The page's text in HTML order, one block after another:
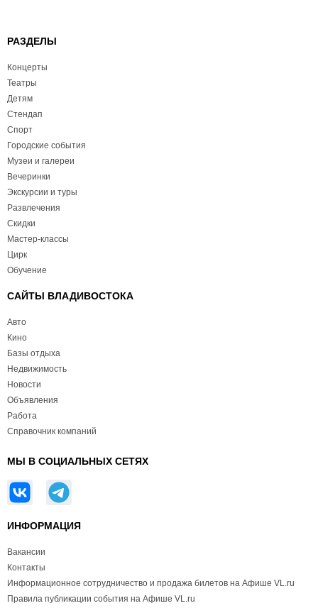
РАЗДЕЛЫ
Концерты
Театры
Детям
Стендап
Спорт
Городские события
Музеи и галереи
Вечеринки
Экскурсии и туры
Развлечения
Скидки
Мастер-классы
Цирк
Обучение
САЙТЫ ВЛАДИВОСТОКА
Авто
Кино
Базы отдыха
Недвижимость
Новости
Объявления
Работа
Справочник компаний
МЫ В СОЦИАЛЬНЫХ СЕТЯХ
ИНФОРМАЦИЯ
Вакансии
Контакты
Информационное сотрудничество и продажа билетов на Афише VL.ru
Правила публикации события на Афише VL.ru